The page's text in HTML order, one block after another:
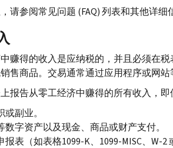
请参阅常见问题 (FAQ) 列表和其他详细
赚得的收入是应纳税的，并且必须在
售商品。交易通常通过应用程序或网站
报告从零工经济中赚得的所有收入，即
副业。
字资产以及现金、商品或财产支付。
报表（如表格1099-K、1099-MISC、 W-2